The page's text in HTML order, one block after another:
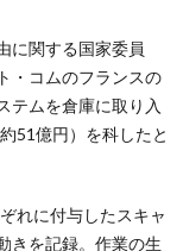
に関する国家委員
・コムのフランスの
テムを倉庫に取り入
51億円）を科したと
れに付与したスキャ
きを記録。作業の生